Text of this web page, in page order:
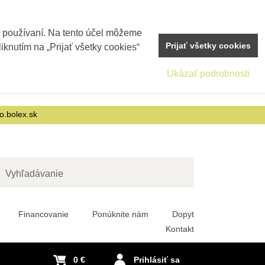
Financovanie Ponúknite nám
Dopyt
Kontakt
Prihlásiť sa
0 €
Na tento účel môžeme
na „Prijať všetky cookies“
Ukázať podrobnosti
Prijať všetky cookies